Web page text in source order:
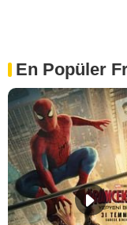
En Popüler